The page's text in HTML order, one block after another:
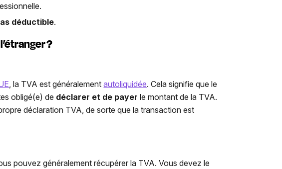
déductible.
?
, la TVA est généralementautoliquidée. Cela signifie que le
obligé(e) de déclarer et de payer le montant de la TVA.
déclaration TVA, de sorte que la transaction est
pouvez généralement récupérer la TVA. Vous devez le